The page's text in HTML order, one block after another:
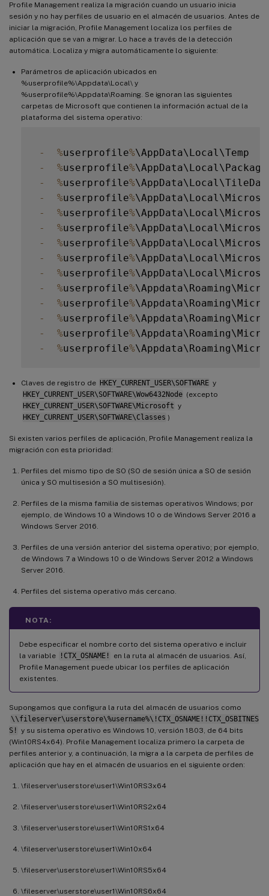
Profile Management realiza la migración cuando un usuario inicia
sesión y no hay perfiles de usuario en el almacén de usuarios. Antes de
iniciar la migración, Profile Management localiza los perfiles de
aplicación que se van a migrar. Lo hace a través de la detección
automática. Localiza y migra automáticamente lo siguiente:
Parámetros de aplicación ubicados en
%userprofile%\Appdata\Local\ y
%userprofile%\Appdata\Roaming. Se ignoran las siguientes
carpetas de Microsoft que contienen la información actual de la
plataforma del sistema operativo:
- %userprofile%\AppData\Local\Temp
-
%userprofile%
-
%userprofile%
-
%userprofile%
-
%userprofile%
-
%userprofile%
-
%userprofile%
-
%userprofile%
-
%userprofile%
-
%userprofile%
-
%userprofile%
-
%userprofile%
-
%userprofile%
-
%userprofile%
Claves de registro de HKEY_CURRENT_USER\SOFTWARE y
HKEY_CURRENT_USER\SOFTWARE\Wow6432Node (excepto
HKEY_CURRENT_USER\SOFTWARE\Microsoft y
HKEY_CURRENT_USER\SOFTWARE\Classes )
Si existen varios perfiles de aplicación, Profile Management realiza la
migración con esta prioridad:
Perfiles del mismo tipo de SO (SO de sesión única a SO de sesión
única y SO multisesión a SO multisesión).
Perfiles de la misma familia de sistemas operativos Windows; por
ejemplo, de Windows 10 a Windows 10 o de Windows Server 2016 a
Windows Server 2016.
Perfiles de una versión anterior del sistema operativo; por ejemplo,
de Windows 7 a Windows 10 o de Windows Server 2012 a Windows
Server 2016.
Perfiles del sistema operativo más cercano.
NOTA:
Debe especificar el nombre corto del sistema operativo e incluir
la variable
!CTX_OSNAME!
en la ruta al almacén de usuarios. Así,
Profile Management puede ubicar los perfiles de aplicación
existentes.
Supongamos que configura la ruta del almacén de usuarios como
\\fileserver\userstore\%username%\!CTX_OSNAME!!CTX_OSBITNES
S! y su sistema operativo es Windows 10, versión 1803, de 64 bits
(Win10RS4x64). Profile Management localiza primero la carpeta de
perfiles anterior y, a continuación, la migra a la carpeta de perfiles de
aplicación que hay en el almacén de usuarios en el siguiente orden:
\fileserver\userstore\user1\Win10RS3x64
\fileserver\userstore\user1\Win10RS2x64
\fileserver\userstore\user1\Win10RS1x64
\fileserver\userstore\user1\Win10x64
\fileserver\userstore\user1\Win10RS5x64
\fileserver\userstore\user1\Win10RS6x64